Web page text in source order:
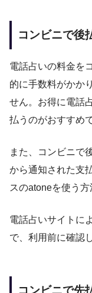
コンビニで後
電話占いの料金を
的に手数料がかか
せん。お得に電話
払うのがおすすめ
また、コンビニで
から通知された支
スのatoneを使う方
電話占いサイトに
で、利用前に確認
コンビニで先